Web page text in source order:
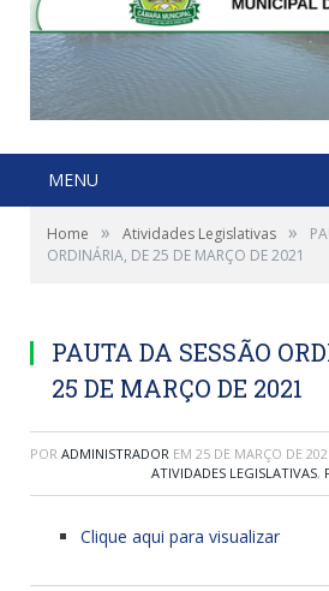
MENU
Home » Atividades Legislativas »
ORDINÁRIA, DE 25 DE MARÇO DE 2021
PAUTA DA SESSÃO
25 DE MARÇO DE 2021
POR ADMINISTRADOR EM 25 DE MARÇO DE
ATIVIDADES LEGISLATIVAS,
Clique aqui para visualizar